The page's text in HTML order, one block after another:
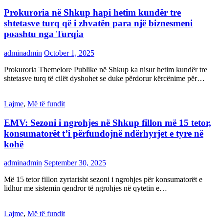
Prokuroria në Shkup hapi hetim kundër tre
shtetasve turq që i zhvatën para një biznesmeni
poashtu nga Turqia
adminadmin October 1, 2025
Prokuroria Themelore Publike në Shkup ka nisur hetim kundër tre
shtetasve turq të cilët dyshohet se duke përdorur kërcënime për…
Lajme, Më të fundit
EMV: Sezoni i ngrohjes në Shkup fillon më 15 tetor,
konsumatorët t’i përfundojnë ndërhyrjet e tyre në
kohë
adminadmin September 30, 2025
Më 15 tetor fillon zyrtarisht sezoni i ngrohjes për konsumatorët e
lidhur me sistemin qendror të ngrohjes në qytetin e…
Lajme, Më të fundit